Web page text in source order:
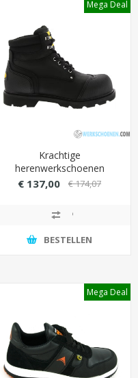
Mega Deal
Krachtige
herenwerkschoenen
Blackstone 530 met stalen
€ 137,00 € 174,07
BESTELLEN
Mega Deal